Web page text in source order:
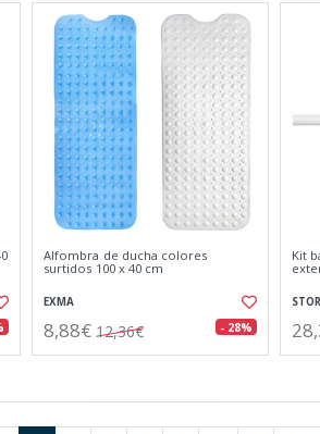
Alfombra de ducha colores
surtidos 100 x 40 cm
EXMA
8,88€ 12,36€ - 28%
Kit